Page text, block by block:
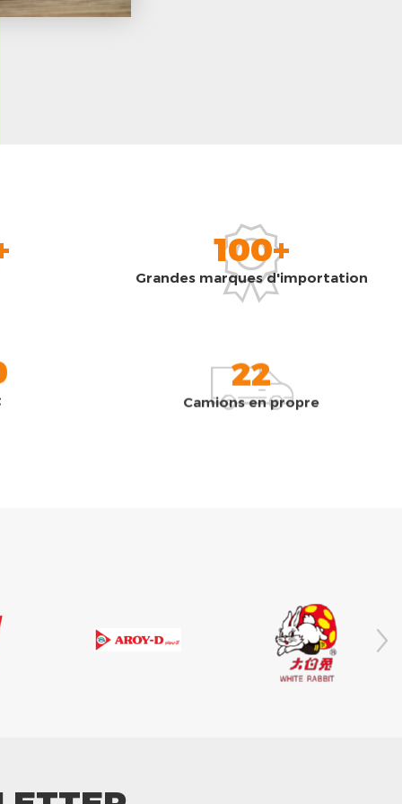
100+
Grandes marques d'importation
22
Camions en propre